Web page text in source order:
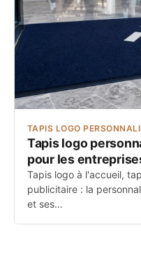
TAPIS LOGO
Tapis logo
pour les
Tapis logo à l'accueil,
publicitaire : la
et ses…